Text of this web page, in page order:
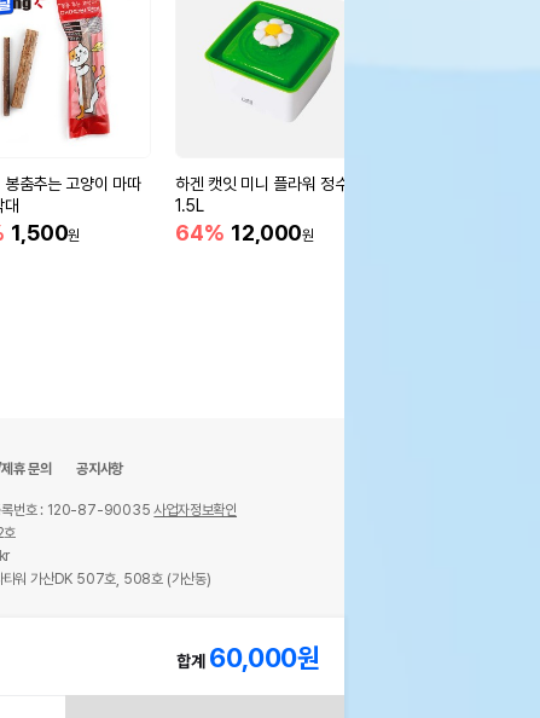
봉춤추는 고양이 마따
대
1,500원
하겐 캣잇 미니 플라워 정수기
1.5L
64% 12,000원
합계 60,000원
휴 문의 공지사항
록번호 : 120-87-90035사업자정보확인
호
타워 가산DK 507호, 508호 (가산동)